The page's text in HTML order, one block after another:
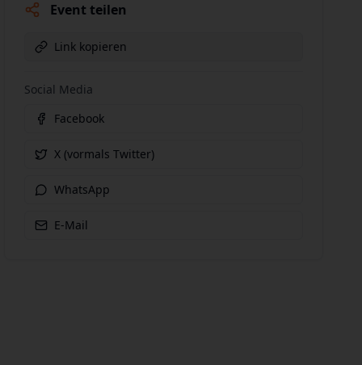
Event teilen
Link kopieren
Social Media
Facebook
X (vormals Twitter)
WhatsApp
E-Mail